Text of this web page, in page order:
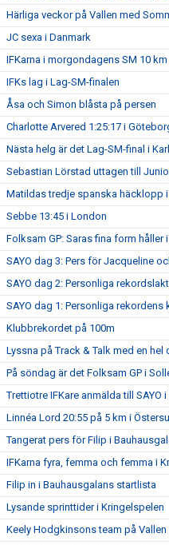
Härliga veckor på Vallen med
JC sexa i Danmark
IFKarna i morgondagens SM 10 km
IFKs lag i Lag-SM-finalen
Åsa och Simon blåsta på persen
Charlotte Arvered 1:25:17 i
Nästa helg är det Lag-SM-final i
Sebastian Lörstad uttagen till
Matildas tredje spanska häcklopp i
Sebbe 13:45 i London
Folksam GP: Saras fina form håller
SAYO dag 3: Pers för Jacqueline
SAYO dag 2: Personliga
SAYO dag 1: Personliga rekordens
Klubbrekordet på 100m
Lyssna på Track & Talk med en hel
På söndag är det Folksam GP i
Trettiotre IFKare anmälda till SAYO
Linnéa Lord 20:55 på 5 km i
Tangerat pers för Filip i
IFKarna fyra, femma och femma i
Filip in i Bauhausgalans startlista
Lysande sprinttider i Kringelspelen
Keely Hodgkinsons team på Vallen